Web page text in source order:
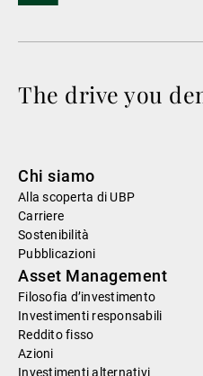
The drive you
Chi siamo
Alla scoperta di UBP
Carriere
Sostenibilità
Pubblicazioni
Asset Management
Filosofia d’investimento
Investimenti responsabili
Reddito fisso
Azioni
Investimenti alternativi